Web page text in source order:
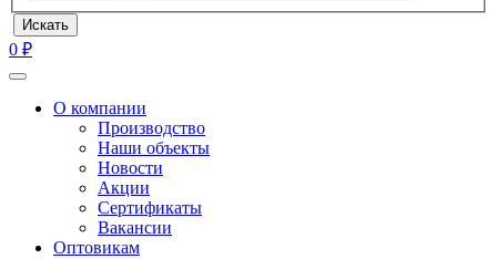
0 ₽
О компании
Производство
Наши объекты
Новости
Акции
Сертификаты
Вакансии
Оптовикам